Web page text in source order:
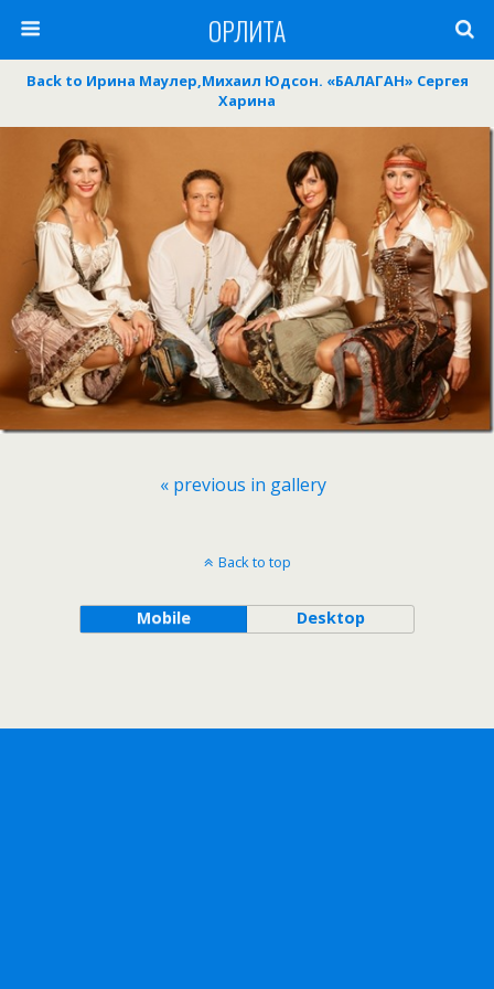
ОРЛИТА
Back to Ирина Маулер,Михаил Юдсон. «БАЛАГАН» Сергея
Харина
« previous in gallery
Back to top
Mobile Desktop